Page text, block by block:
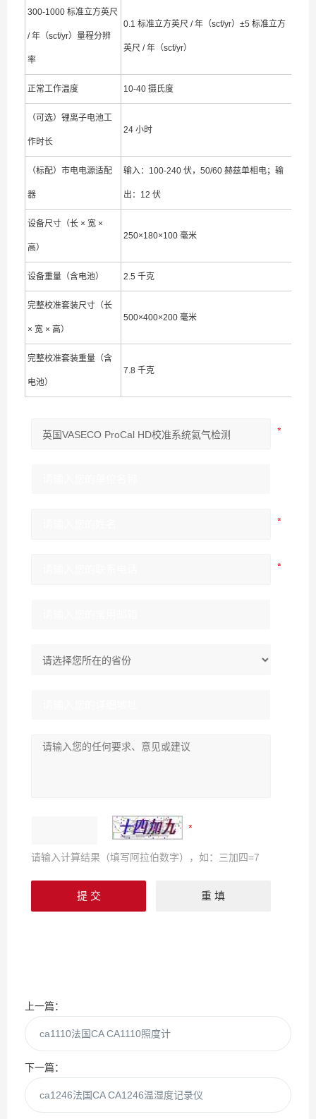
300-1000 标准立方英尺
/ 年（scf/yr）量程分辨
率
0.1 标准立方英尺 / 年（scf/yr）±5 标准立方
英尺 / 年（scf/yr）
正常工作温度 10-40 摄氏度
（可选）锂离子电池工
作时长
24 小时
（标配）市电电源适配
器
输入：100-240 伏，50/60 赫兹单相电；输
出：12 伏
设备尺寸（长 × 宽 ×
高）
250×180×100 毫米
设备重量（含电池） 2.5 千克
完整校准套装尺寸（长
× 宽 × 高）
500×400×200 毫米
完整校准套装重量（含
电池）
7.8 千克
请输入计算结果（填写阿拉伯数字），如：三加四=7
上一篇：
ca1110法国CA CA1110照度计
下一篇：
ca1246法国CA CA1246温湿度记录仪